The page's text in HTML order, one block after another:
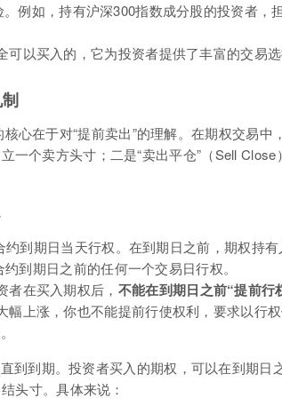
例如，持有沪深300指数成分股的投资者，
以买入的，它为投资者提供了丰富的交易选
心在于对“提前卖出”的理解。在期权交易中
一个卖方头寸；二是“卖出平仓”（Sell Close
约到期日当天行权。在到期日之前，期权持有
到期日之前的任何一个交易日行权。
在买入期权后， 不能在到期日之前“提前行
上涨，你也不能提前行使权利，要求以行
到到期。投资者买入的期权，可以在到期日
头寸。具体来说：